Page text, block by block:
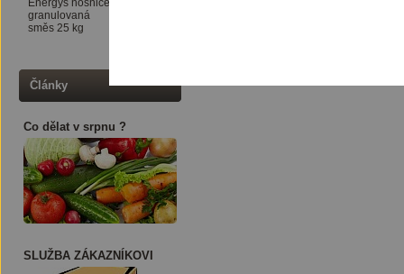
Energys nosnice
granulovaná
směs 25 kg
Články
Co dělat v srpnu ?
SLUŽBA ZÁKAZNÍKOVI